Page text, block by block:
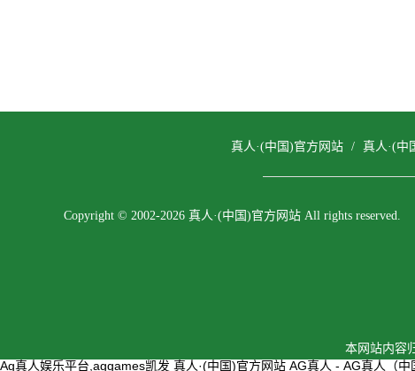
真人·(中国)官方网站 / 真人·(中
Copyright © 2002-2026 真人·(中国)官方网站 All rights reserved.
本网站内容
Ag真人娱乐平台,aggames凯发 真人·(中国)官方网站 AG真人 - AG真人（中